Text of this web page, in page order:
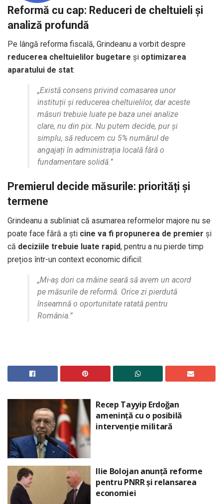
Reformă cu cap: Reduceri de cheltuieli și
analiză profundă
Pe lângă reforma fiscală, Grindeanu a vorbit despre
reducerea cheltuielilor bugetare și optimizarea
aparatului de stat:
„Există consens privind comasarea unor
instituții și reducerea cheltuielilor, dar aceste
măsuri trebuie luate pe baza unei analize
clare, nu din pix. Nu putem decide, pur și
simplu, să reducem cu 5% numărul de
angajați în administrația locală fără o
fundamentare solidă.”
Premierul decide măsurile: priorități și
termene
Grindeanu a subliniat că asumarea reformelor majore nu se
poate face fără a ști cine va fi propunerea de premier și
că deciziile trebuie luate rapid, pentru a nu pierde timp
prețios într-un context economic dificil:
„Mi-aș dori ca mâine seară să avem un acord
pe măsurile de reformă. Orice zi pierdută
înseamnă o oportunitate ratată pentru
România.”
Recep Tayyip Erdoğan
amenință cu o posibilă
intervenție militară
Ilie Bolojan anunță reforme
pentru PNRR și relansarea
economiei